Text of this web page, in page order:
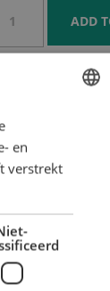
met
en
verstrekt